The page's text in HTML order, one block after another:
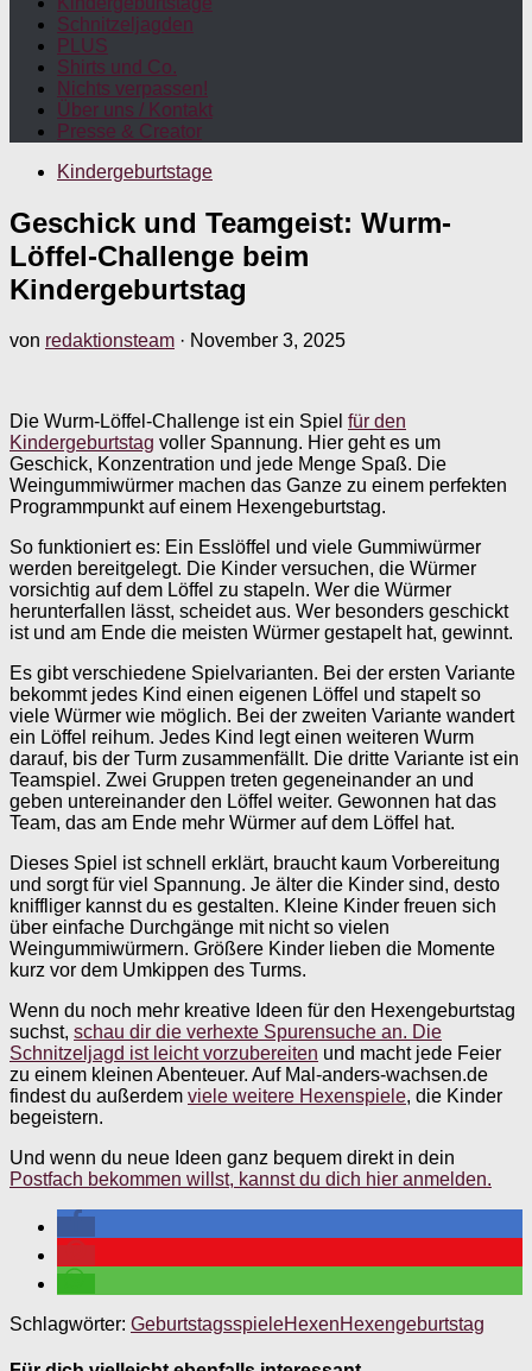
Schnitzeljagden
PLUS
Shirts und Co.
Nichts verpassen!
Über uns / Kontakt
Presse & Creator
Kindergeburtstage
Geschick und Teamgeist: Wurm-
Löffel-Challenge beim
Kindergeburtstag
von redaktionsteam · November 3, 2025
Die Wurm-Löffel-Challenge ist ein Spiel für den
Kindergeburtstag voller Spannung. Hier geht es um
Geschick, Konzentration und jede Menge Spaß. Die
Weingummiwürmer machen das Ganze zu einem perfekten
Programmpunkt auf einem Hexengeburtstag.
So funktioniert es: Ein Esslöffel und viele Gummiwürmer
werden bereitgelegt. Die Kinder versuchen, die Würmer
vorsichtig auf dem Löffel zu stapeln. Wer die Würmer
herunterfallen lässt, scheidet aus. Wer besonders geschickt
ist und am Ende die meisten Würmer gestapelt hat, gewinnt.
Es gibt verschiedene Spielvarianten. Bei der ersten Variante
bekommt jedes Kind einen eigenen Löffel und stapelt so
viele Würmer wie möglich. Bei der zweiten Variante wandert
ein Löffel reihum. Jedes Kind legt einen weiteren Wurm
darauf, bis der Turm zusammenfällt. Die dritte Variante ist ein
Teamspiel. Zwei Gruppen treten gegeneinander an und
geben untereinander den Löffel weiter. Gewonnen hat das
Team, das am Ende mehr Würmer auf dem Löffel hat.
Dieses Spiel ist schnell erklärt, braucht kaum Vorbereitung
und sorgt für viel Spannung. Je älter die Kinder sind, desto
kniffliger kannst du es gestalten. Kleine Kinder freuen sich
über einfache Durchgänge mit nicht so vielen
Weingummiwürmern. Größere Kinder lieben die Momente
kurz vor dem Umkippen des Turms.
Wenn du noch mehr kreative Ideen für den Hexengeburtstag
suchst, schau dir die verhexte Spurensuche an. Die
Schnitzeljagd ist leicht vorzubereiten und macht jede Feier
zu einem kleinen Abenteuer. Auf Mal-anders-wachsen.de
findest du außerdem viele weitere Hexenspiele, die Kinder
begeistern.
Und wenn du neue Ideen ganz bequem direkt in dein
Postfach bekommen willst, kannst du dich hier anmelden.
Schlagwörter: GeburtstagsspieleHexenHexengeburtstag